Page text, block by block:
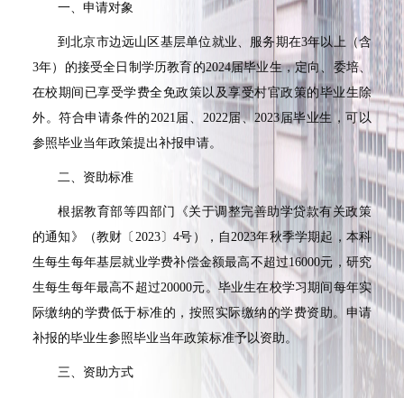
一、申请对象
到北京市边远山区基层单位就业、服务期在3年以上（含
3年）的接受全日制学历教育的2024届毕业生，定向、委培、
在校期间已享受学费全免政策以及享受村官政策的毕业生除
外。符合申请条件的2021届、 2022届、2023届毕业生，可以
参照毕业当年政策提出补报申请。
二、资助标准
根据教育部等四部门《关于调整完善助学贷款有关政策
的通知》（教财〔 2023〕4号），自2023年秋季学期起，本科
生每生每年基层就业学费补偿金额最高不超过16000元，研究
生每生每年最高不超过20000元。毕业生在校学习期间每年实
际缴纳的学费低于标准的，按照实际缴纳的学费资助。申请
补报的毕业生参照毕业当年政策标准予以资助。
三、资助方式